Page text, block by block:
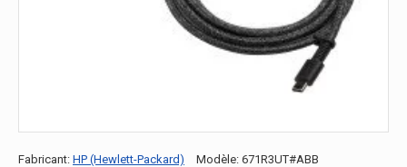
Fabricant: HP (Hewlett-Packard) Modèle: 671R3UT#ABB